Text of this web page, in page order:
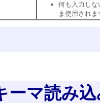
何も入力しな
ま使用されま
ーマ読み